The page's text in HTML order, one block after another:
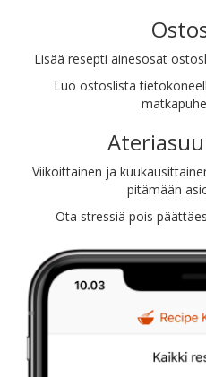
Lisää resepti ainesosat
Luo ostoslista
Viikoittainen ja
pitämään
Ota stressiä pois